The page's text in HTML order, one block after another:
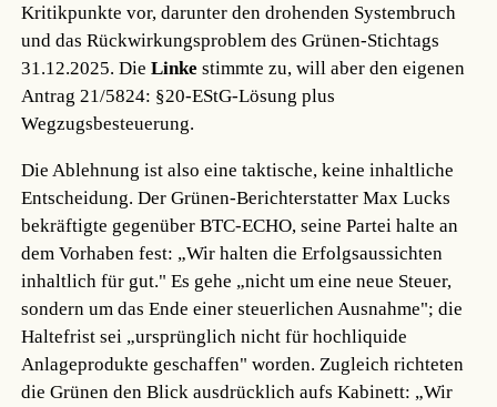
Kritikpunkte vor, darunter den drohenden Systembruch
und das Rückwirkungsproblem des Grünen-Stichtags
31.12.2025. DieLinke stimmte zu, will aber den eigenen
Antrag 21/5824: §20-EStG-Lösung plus
Wegzugsbesteuerung.
Die Ablehnung ist also eine taktische, keine inhaltliche
Entscheidung. Der Grünen-Berichterstatter Max Lucks
bekräftigte gegenüber BTC-ECHO, seine Partei halte an
dem Vorhaben fest: „Wir halten die Erfolgsaussichten
inhaltlich für gut." Es gehe „nicht um eine neue Steuer,
sondern um das Ende einer steuerlichen Ausnahme"; die
Haltefrist sei „ursprünglich nicht für hochliquide
Anlageprodukte geschaffen" worden. Zugleich richteten
die Grünen den Blick ausdrücklich aufs Kabinett: „Wir